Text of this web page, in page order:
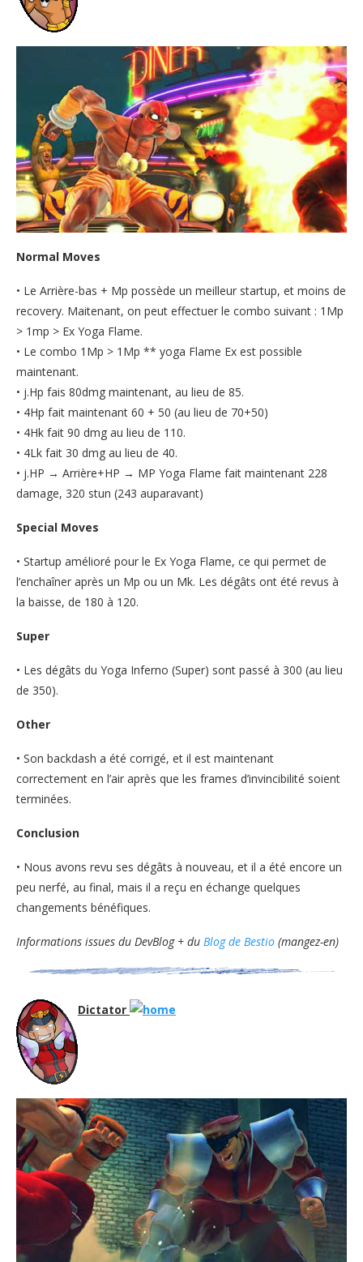
Normal Moves
• Le Arrière-bas + Mp possède un meilleur startup, et moins de
recovery. Maitenant, on peut effectuer le combo suivant : 1Mp
> 1mp > Ex Yoga Flame.
• Le combo 1Mp > 1Mp ** yoga Flame Ex est possible
maintenant.
• j.Hp fais 80dmg maintenant, au lieu de 85.
• 4Hp fait maintenant 60 + 50 (au lieu de 70+50)
• 4Hk fait 90 dmg au lieu de 110.
• 4Lk fait 30 dmg au lieu de 40.
• j.HP → Arrière+HP → MP Yoga Flame fait maintenant 228
damage, 320 stun (243 auparavant)
Special Moves
• Startup amélioré pour le Ex Yoga Flame, ce qui permet de
l’enchaîner après un Mp ou un Mk. Les dégâts ont été revus à
la baisse, de 180 à 120.
Super
• Les dégâts du Yoga Inferno (Super) sont passé à 300 (au lieu
de 350).
Other
• Son backdash a été corrigé, et il est maintenant
correctement en l’air après que les frames d’invincibilité soient
terminées.
Conclusion
• Nous avons revu ses dégâts à nouveau, et il a été encore un
peu nerfé, au final, mais il a reçu en échange quelques
changements bénéfiques.
Informations issues du DevBlog + du Blog de Bestio (mangez-en)
Dictator